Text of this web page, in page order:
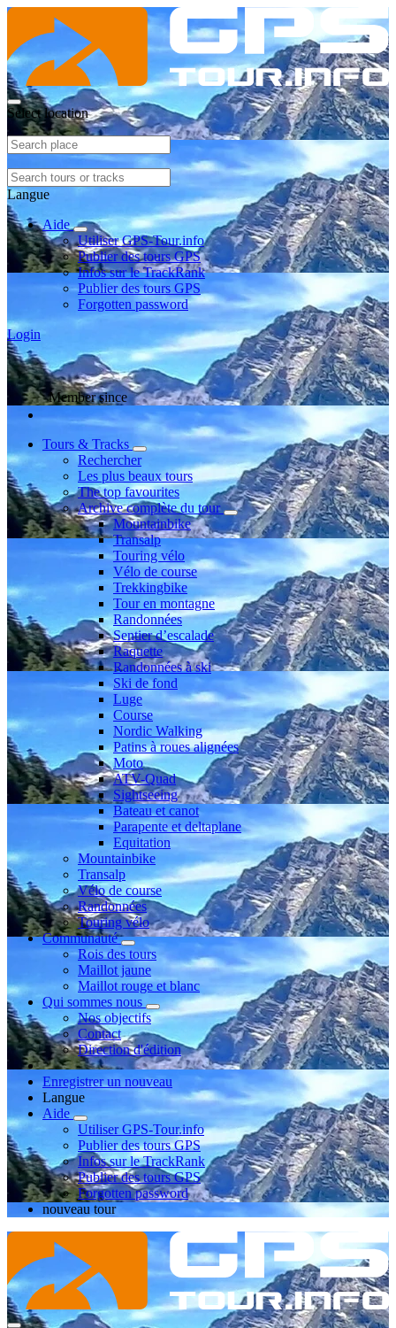
Select location
Langue
Aide
Utiliser GPS-Tour.info
Publier des tours GPS
Infos sur le TrackRank
Publier des tours GPS
Forgotten password
Login
Member since
Tours & Tracks
Rechercher
Les plus beaux tours
The top favourites
Archive complète du tour
Mountainbike
Transalp
Touring vélo
Vélo de course
Trekkingbike
Tour en montagne
Randonnées
Sentier d’escalade
Raquette
Randonnées à ski
Ski de fond
Luge
Course
Nordic Walking
Patins à roues alignées
Moto
ATV-Quad
Sightseeing
Bateau et canot
Parapente et deltaplane
Equitation
Mountainbike
Transalp
Vélo de course
Randonnées
Touring vélo
Communauté
Rois des tours
Maillot jaune
Maillot rouge et blanc
Qui sommes nous
Nos objectifs
Contact
Direction d'édition
Enregistrer un nouveau
Langue
Aide
Utiliser GPS-Tour.info
Publier des tours GPS
Infos sur le TrackRank
Publier des tours GPS
Forgotten password
nouveau tour